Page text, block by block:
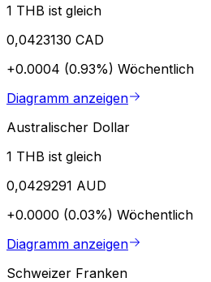
1 THB ist gleich
0,0423130 CAD
+0.0004 (0.93%) Wöchentlich
Diagramm anzeigen
Australischer Dollar
1 THB ist gleich
0,0429291 AUD
+0.0000 (0.03%) Wöchentlich
Diagramm anzeigen
Schweizer Franken